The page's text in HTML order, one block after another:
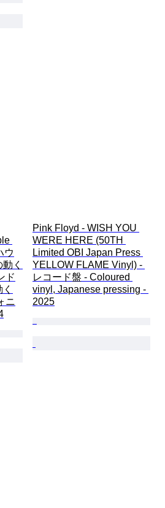
ウ
く
ド
ニ
Pink Floyd - WISH YOU
WERE HERE (50TH
Limited OBI Japan Press
YELLOW FLAME Vinyl) -
レコード盤 - Coloured
vinyl, Japanese pressing -
2025